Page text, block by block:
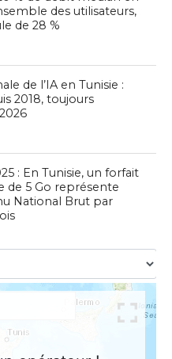
des utilisateurs,
de 28 %
de l’IA en Tunisie :
2018, toujours
: En Tunisie, un forfait
5 Go représente
National Brut par